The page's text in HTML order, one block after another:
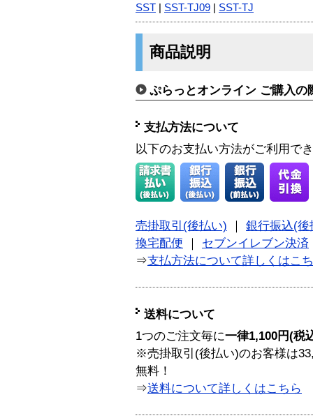
SST SST-TJ09 SST-TJ
商品説明
ぷらっとオンライン ご購入の
支払方法について
以下のお支払い方法がご利用で
売掛取引(後払い)
銀行振込(後
換宅配便
セブンイレブン決済
⇒支払方法について詳しくはこ
送料について
1つのご注文毎に一律1,100円(税
※売掛取引(後払い)のお客様は
無料！
⇒送料について詳しくはこちら